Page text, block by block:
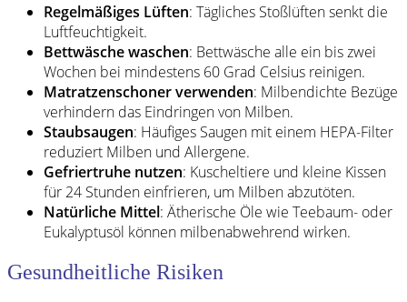
Regelmäßiges Lüften: Tägliches Stoßlüften senkt die
Luftfeuchtigkeit.
Bettwäsche waschen: Bettwäsche alle ein bis zwei
Wochen bei mindestens 60 Grad Celsius reinigen.
Matratzenschoner verwenden: Milbendichte Bezüge
verhindern das Eindringen von Milben.
Staubsaugen: Häufiges Saugen mit einem HEPA-Filter
reduziert Milben und Allergene.
Gefriertruhe nutzen: Kuscheltiere und kleine Kissen
für 24 Stunden einfrieren, um Milben abzutöten.
Natürliche Mittel: Ätherische Öle wie Teebaum- oder
Eukalyptusöl können milbenabwehrend wirken.
Gesundheitliche Risiken